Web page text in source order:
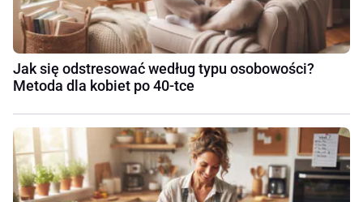
Jak się odstresować według typu osobowości?
Metoda dla kobiet po 40-tce